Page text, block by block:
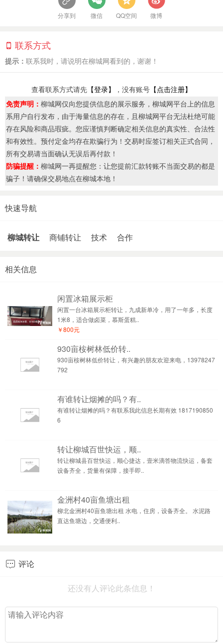
分享到 微信 QQ空间 微博
联系方式
提示： 联系我时，请说明在柳城网看到的，谢谢！
查看联系方式请先 【登录】 ，没有账号 【点击注册】
免责声明： 柳城网仅向您提供信息的展示服务，柳城网平台上的信息
系用户自行发布，由于海量信息的存在，且柳城网平台无法杜绝可能
存在风险和商品瑕疵。您应谨慎判断确定相关信息的真实性、合法性
和有效性。预付定金均存在欺骗行为！交易时应签订相关正式合同，
所有交易请当面确认无误后再付款！
防骗提醒： 柳城网一再提醒您：让您提前汇款转账不当面交易的都是
骗子！请确保交易地点在柳城本地！
快速导航
柳城转让 商铺转让 技术 合作
相关信息
闲置冰箱展示柜
闲置一台冰箱展示柜转让，九成新单冷，用了一年多，长度
1米8，适合做卤菜，慕斯蛋糕..
￥800元
930亩桉树林低价转..
930亩桉树林低价转让，有兴趣的朋友欢迎来电，13978247
792
有谁转让烟摊的吗？有..
有谁转让烟摊的吗？有联系我此信息长期有效 1817190850
6
转让柳城百世快运，顺..
转让柳城县百世快运，顺心捷达，壹米滴答物流快运，备套
设备齐全，货量有保障，接手即..
金洲村40亩鱼塘出租
柳北金洲村40亩鱼塘出租 水电，住房，设备齐全。 水泥路
直达鱼塘边，交通便利..
 评论
还没有人评论此条信息！